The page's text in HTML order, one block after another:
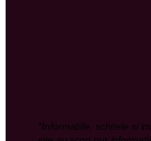
*Informatiile, schitele si